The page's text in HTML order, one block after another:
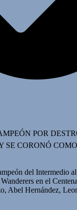
POR
SE CORONÓ
del Intermedio
en el
Abel Hernández,